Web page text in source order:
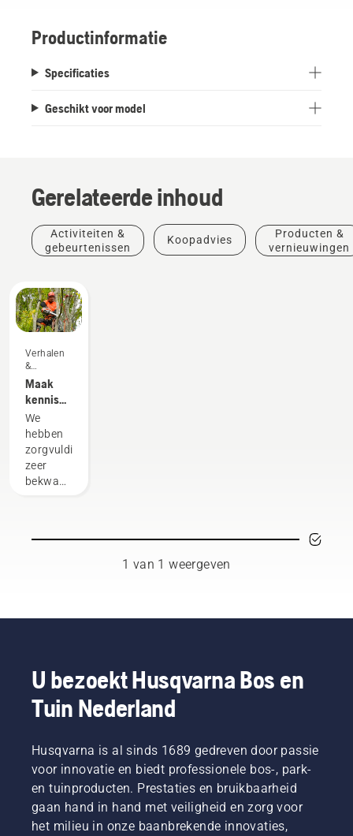
Productinformatie
Specificaties
Geschikt voor model
Gerelateerde inhoud
Activiteiten &
gebeurtenissen
Koopadvies
Producten &
vernieuwingen
Verhalen
&
inspiratie
Maak
kennis
met het
Husqvarna
H-Team -
onze
meest
We
hebben
zorgvuldig
zeer
bekwame
geselecteerd
plantsoenonderhoud
en die
daarin
het
zijn in
hun
land. Zij
zijn ons
H-team.
En ze
1 van 1 weergeven
U bezoekt Husqvarna Bos en
Tuin Nederland
Husqvarna is al sinds 1689 gedreven door passie
voor innovatie en biedt professionele bos-, park-
en tuinproducten. Prestaties en bruikbaarheid
gaan hand in hand met veiligheid en zorg voor
het milieu in onze baanbrekende innovaties,